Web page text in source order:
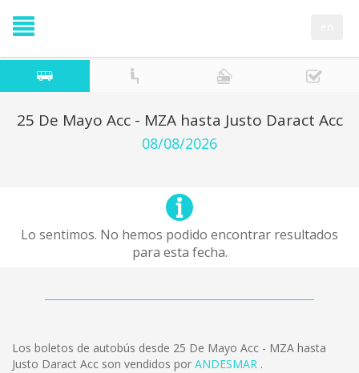
25 De Mayo Acc - MZA hasta Justo Daract Acc
08/08/2026
Lo sentimos. No hemos podido encontrar resultados
para esta fecha.
Los boletos de autobús desde 25 De Mayo Acc - MZA hasta
Justo Daract Acc son vendidos por ANDESMAR .